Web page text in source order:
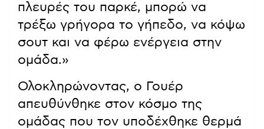
πλευρές του παρκέ, μπορώ να
τρέξω γρήγορα το γήπεδο, να κόψω
σουτ και να φέρω ενέργεια στην
ομάδα.»
Ολοκληρώνοντας, ο Γουέρ
απευθύνθηκε στον κόσμο της
ομάδας που τον υποδέχθηκε θερμά